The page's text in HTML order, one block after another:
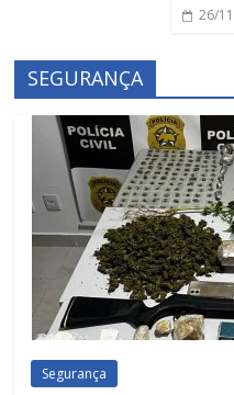
26/
SEGURANÇA
Segurança